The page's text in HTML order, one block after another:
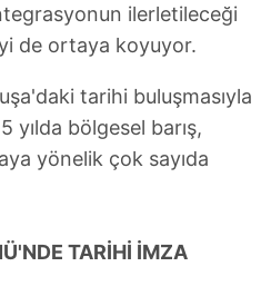
ilerletileceği
de ortaya koyuyor.
tarihi buluşmasıyla
yılda bölgesel barış,
yönelik çok sayıda
TARİHİ İMZA